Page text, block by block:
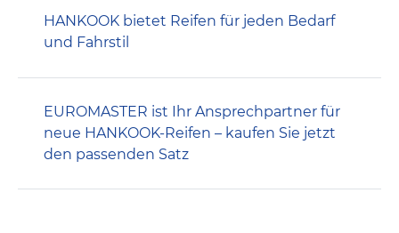
HANKOOK bietet Reifen für jeden Bedarf
und Fahrstil
EUROMASTER ist Ihr Ansprechpartner für
neue HANKOOK-Reifen – kaufen Sie jetzt
den passenden Satz